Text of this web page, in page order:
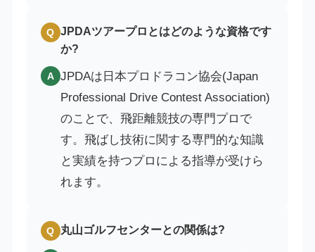
Q JPDAツアープロとはどのような資格です
か?
A JPDAは日本プロドラコン協会(Japan
Professional Drive Contest Association)
のことで、飛距離競技の専門プロで
す。飛ばし技術に関する専門的な知識
と実績を持つプロによる指導が受けら
れます。
Q 丸山ゴルフセンターとの関係は?